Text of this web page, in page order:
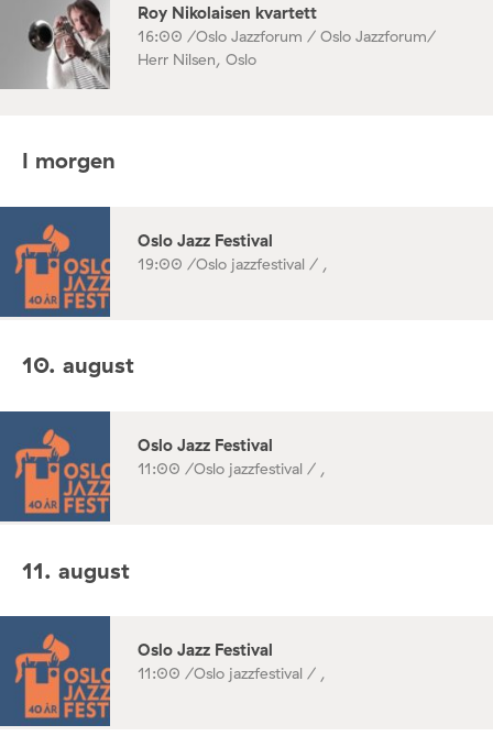
Roy Nikolaisen kvartett
16:00 /Oslo Jazzforum / Oslo Jazzforum/
Herr Nilsen, Oslo
I morgen
Oslo Jazz Festival
19:00 /Oslo jazzfestival / ,
10. august
Oslo Jazz Festival
11:00 /Oslo jazzfestival / ,
11. august
Oslo Jazz Festival
11:00 /Oslo jazzfestival / ,